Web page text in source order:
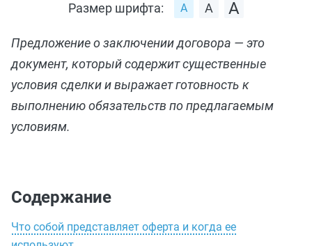
Размер шрифта:
Предложение о заключении договора — это
документ, который содержит существенные
условия сделки и выражает готовность к
выполнению обязательств по предлагаемым
условиям.
Содержание
Что собой представляет оферта и когда ее